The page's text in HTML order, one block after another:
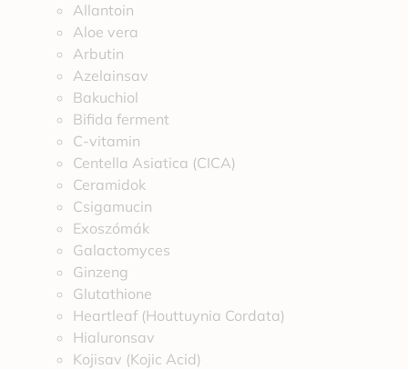
Allantoin
Aloe vera
Arbutin
Azelainsav
Bakuchiol
Bifida ferment
C-vitamin
Centella Asiatica (CICA)
Ceramidok
Csigamucin
Exoszómák
Galactomyces
Ginzeng
Glutathione
Heartleaf (Houttuynia Cordata)
Hialuronsav
Kojisav (Kojic Acid)